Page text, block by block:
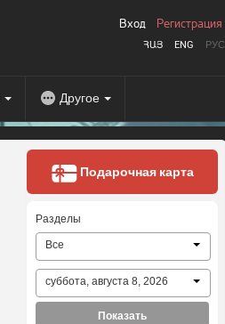
ՀԱՅ ENG РУС
Вход Регистрация
Другое
Подарочная карта
Разделы
Все
суббота, августа 8, 2026
Показать